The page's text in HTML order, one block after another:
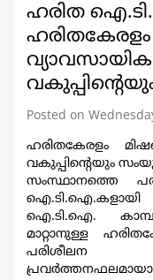
ഹരിത
Posted on
ഹരിതകേരളം
വകുപ്പിന്‍റെയും
സംസ്ഥാനത്തെ
ഐ.ടി.ഐ.കളായി
ഐ.ടി.ഐ.
മാറ്റാനുള്ള
പരിശീലന